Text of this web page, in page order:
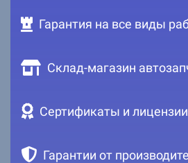
Гарантия на все виды
Склад-магазин
Сертификаты и лицензии
Гарантии от